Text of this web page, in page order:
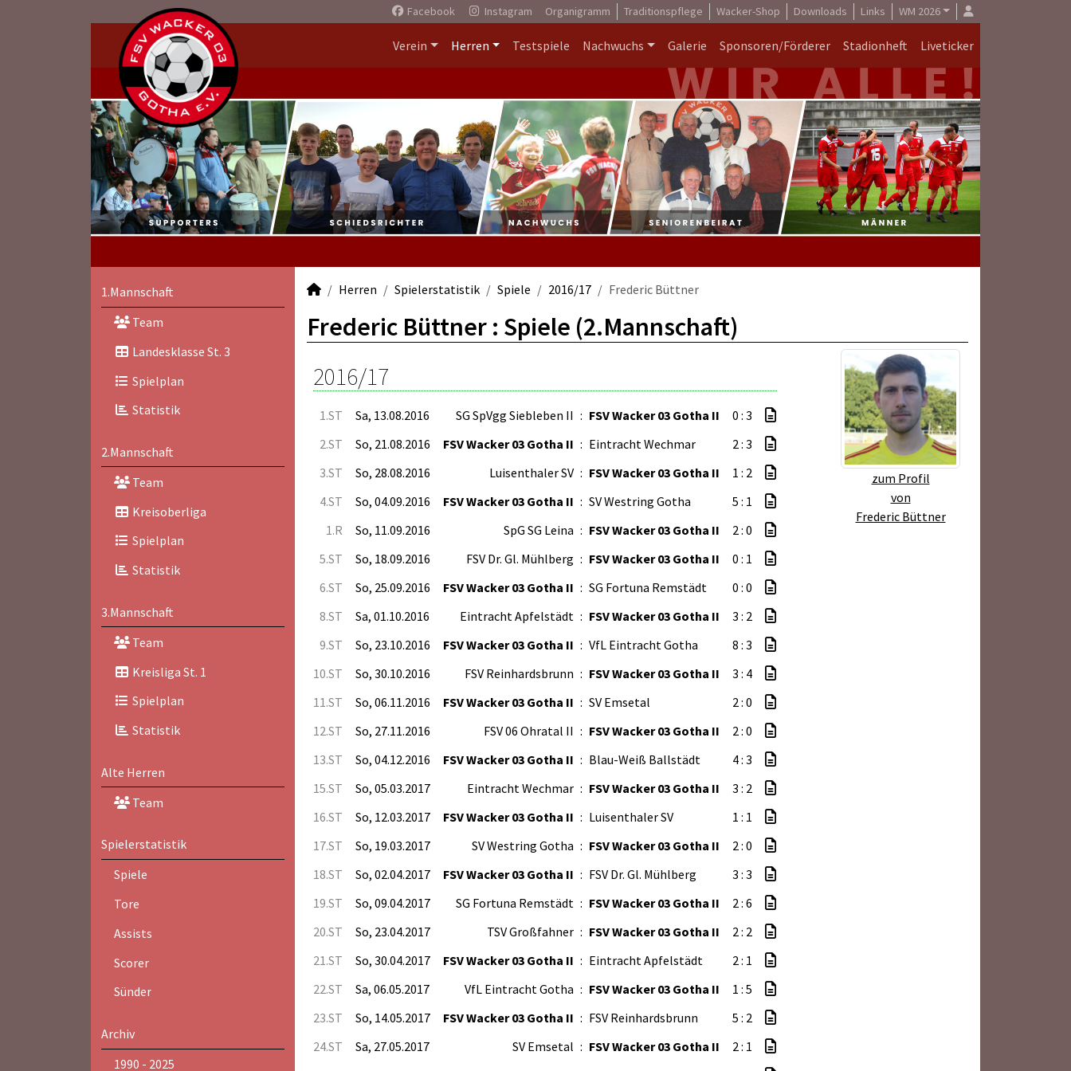
Facebook Instagram Organigramm Traditionspflege Wacker-Shop Downloads Links WM 2026
Verein Herren Testspiele Nachwuchs Galerie Sponsoren/Förderer Stadionheft Liveticker
1.Mannschaft
Team
Landesklasse St. 3
Spielplan
Statistik
2.Mannschaft
Team
Kreisoberliga
Spielplan
Statistik
3.Mannschaft
Team
Kreisliga St. 1
Spielplan
Statistik
Alte Herren
Team
Spielerstatistik
Spiele
Tore
Assists
Scorer
Sünder
Archiv
1990 - 2025
Herren Spielerstatistik Spiele 2016/17 Frederic Büttner
Frederic Büttner : Spiele (2.Mannschaft)
zum Profil
von
Frederic Büttner
2016/17
1.ST Sa, 13.08.2016 SG SpVgg Siebleben II : FSV Wacker 03 Gotha II
0 : 3
2.ST
So, 21.08.2016 FSV Wacker 03 Gotha II : Eintracht Wechmar
2 : 3
3.ST
So, 28.08.2016 Luisenthaler SV : FSV Wacker 03 Gotha II
1 : 2
4.ST
So, 04.09.2016 FSV Wacker 03 Gotha II : SV Westring Gotha
5 : 1
1.R
So, 11.09.2016 SpG SG Leina : FSV Wacker 03 Gotha II
2 : 0
5.ST
So, 18.09.2016 FSV Dr. Gl. Mühlberg : FSV Wacker 03 Gotha II
0 : 1
6.ST
So, 25.09.2016 FSV Wacker 03 Gotha II : SG Fortuna Remstädt
0 : 0
8.ST
Sa, 01.10.2016 Eintracht Apfelstädt : FSV Wacker 03 Gotha II
3 : 2
9.ST
So, 23.10.2016 FSV Wacker 03 Gotha II : VfL Eintracht Gotha
8 : 3
10.ST
So, 30.10.2016 FSV Reinhardsbrunn : FSV Wacker 03 Gotha II
3 : 4
11.ST
So, 06.11.2016 FSV Wacker 03 Gotha II : SV Emsetal
2 : 0
12.ST
So, 27.11.2016 FSV 06 Ohratal II : FSV Wacker 03 Gotha II
2 : 0
13.ST
So, 04.12.2016 FSV Wacker 03 Gotha II : Blau-Weiß Ballstädt
4 : 3
15.ST
So, 05.03.2017 Eintracht Wechmar : FSV Wacker 03 Gotha II
3 : 2
16.ST
So, 12.03.2017 FSV Wacker 03 Gotha II : Luisenthaler SV
1 : 1
17.ST
So, 19.03.2017 SV Westring Gotha : FSV Wacker 03 Gotha II
2 : 0
18.ST
So, 02.04.2017 FSV Wacker 03 Gotha II : FSV Dr. Gl. Mühlberg
3 : 3
19.ST
So, 09.04.2017 SG Fortuna Remstädt : FSV Wacker 03 Gotha II
2 : 6
20.ST
So, 23.04.2017 TSV Großfahner : FSV Wacker 03 Gotha II
2 : 2
21.ST
So, 30.04.2017 FSV Wacker 03 Gotha II : Eintracht Apfelstädt
2 : 1
22.ST
Sa, 06.05.2017 VfL Eintracht Gotha : FSV Wacker 03 Gotha II
1 : 5
23.ST
So, 14.05.2017 FSV Wacker 03 Gotha II : FSV Reinhardsbrunn
5 : 2
24.ST
Sa, 27.05.2017 SV Emsetal : FSV Wacker 03 Gotha II
2 : 1